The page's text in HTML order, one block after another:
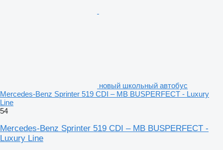
новый школьный автобус
Mercedes-Benz Sprinter 519 CDI – MB BUSPERFECT - Luxury
Line
54
Mercedes-Benz Sprinter 519 CDI – MB BUSPERFECT -
Luxury Line